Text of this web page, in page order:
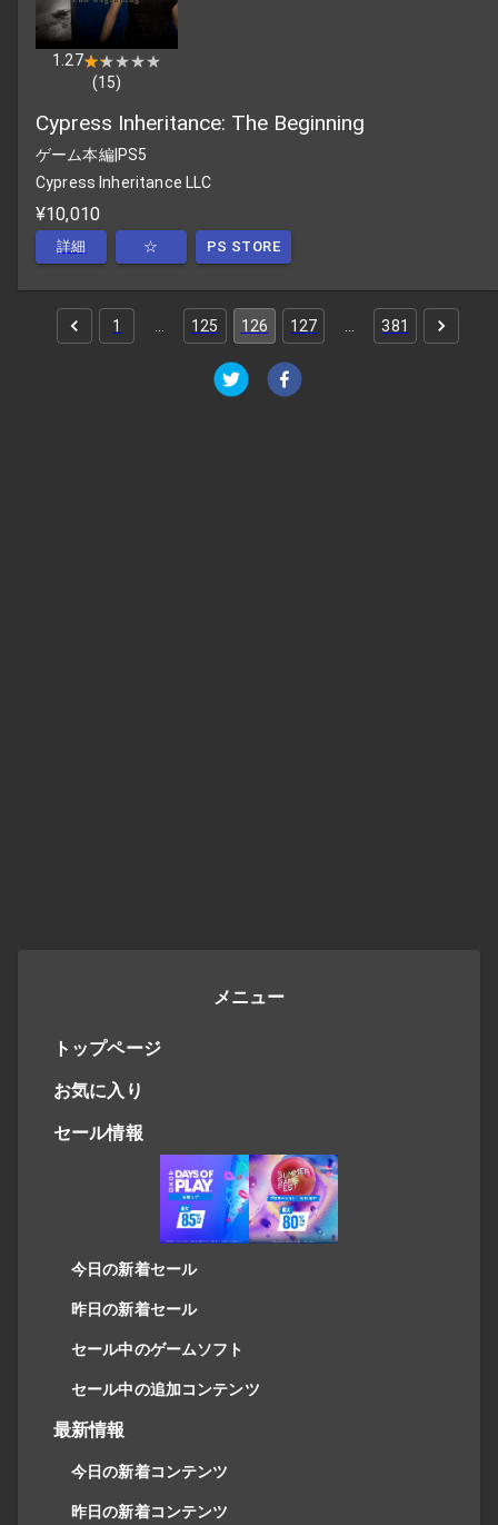
1.27★★★★★
★★★★★
(15)
Cypress Inheritance: The Beginning
ゲーム本編| PS5
Cypress Inheritance LLC
¥10,010
詳細 ☆ PS STORE
1 125 126 127 381
メニュー
トップページ
お気に入り
セール情報
今日の新着セール
昨日の新着セール
セール中のゲームソフト
セール中の追加コンテンツ
最新情報
今日の新着コンテンツ
昨日の新着コンテンツ